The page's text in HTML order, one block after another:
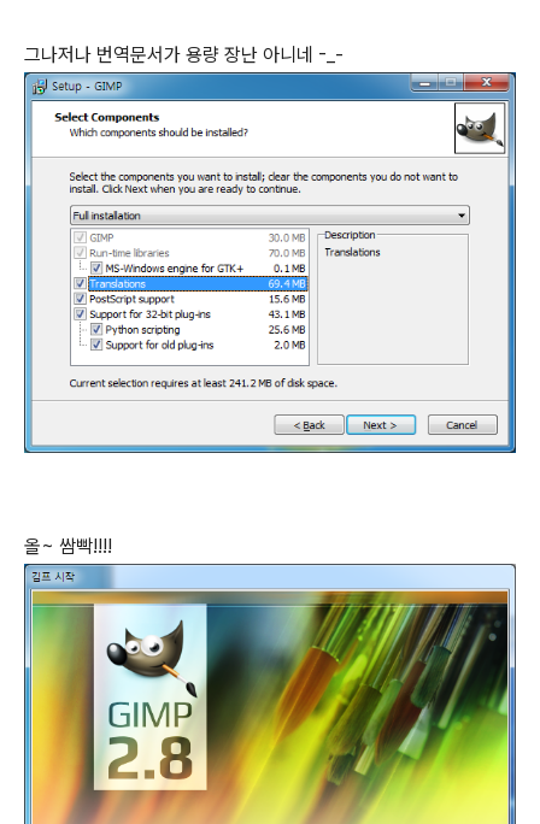
그나저나 번역문서가 용량 장난 아니네 -_-
올~ 쌈빡!!!!